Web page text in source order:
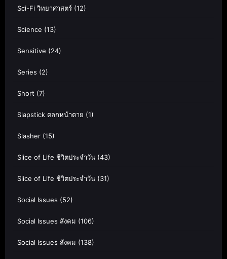
Sci-Fi วิทยาศาสตร์ (12)
Science (13)
Sensitive (24)
Series (2)
Short (7)
Slapstick ตลกหน้าตาย (1)
Slasher (15)
Slice of Life ชีวิตประจำวัน (43)
Slice of Life ชีวิตประจำวัน (31)
Social Issues (52)
Social Issues สังคม (106)
Social Issues สังคม (138)